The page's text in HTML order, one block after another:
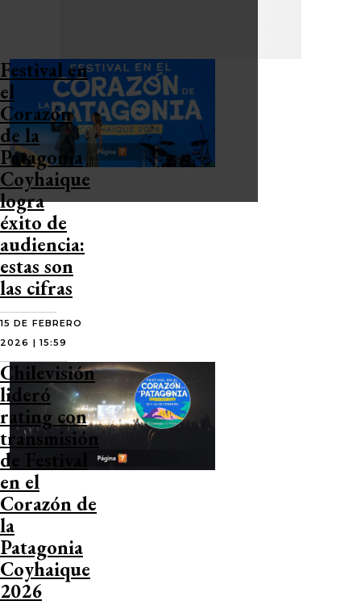
Festival en
el
Corazón
de la
Patagonia
Coyhaique
logra
éxito de
audiencia:
estas son
las cifras
15 DE FEBRERO
2026 | 15:59
Chilevisión
lideró
rating con
transmisión
de Festival
en el
Corazón de
la
Patagonia
Coyhaique
2026